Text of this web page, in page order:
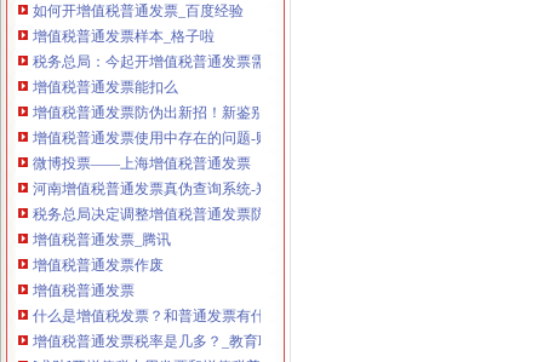
增值税普通发票样本_格子啦
税务总局：今起开增值税普通发票需提供税号-中新网
增值税普通发票能扣么
增值税普通发票防伪出新招！新鉴别方法看这里_税务频道_红网
增值税普通发票使用中存在的问题-财经频道-金融界
微博投票——上海增值税普通发票
河南增值税普通发票真伪查询系统-郑州信息网
税务总局决定调整增值税普通发票防伪措施-新华网
增值税普通发票_腾讯
增值税普通发票作废
增值税普通发票
什么是增值税发票？和普通发票有什么区别？-育路外贸网
增值税普通发票税率是几多？_教育联展网
[求助]开增值税专用发票和增值税普通发票有什么区别？_中华会计网校